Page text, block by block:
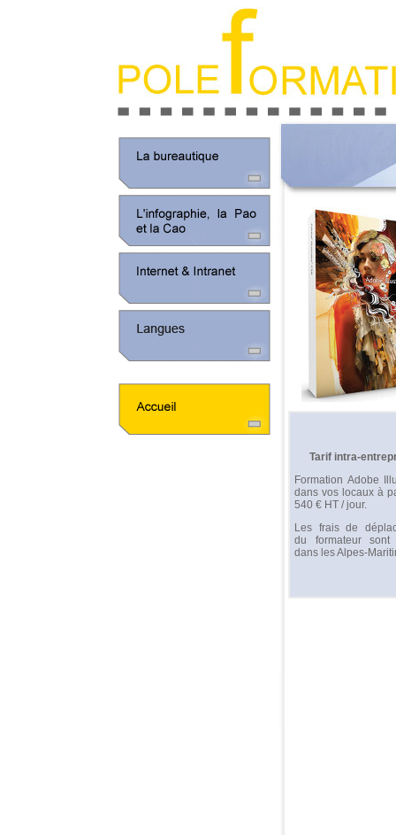
Tarif intra-
Formation Adobe
dans vos locaux à
540 € HT / jour.
Les frais de
du formateur sont
dans les Alpes-